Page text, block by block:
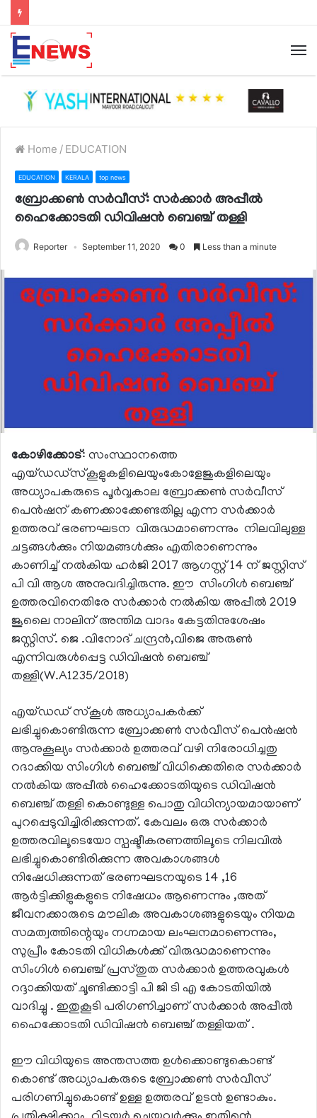
Home / EDUCATION
EDUCATION KERALA top news
ബ്രോക്കൺ സർവീസ്: സർക്കാർ അപ്പീൽ
ഹൈക്കോടതി ഡിവിഷൻ ബെഞ്ച് തള്ളി
Reporter September 11, 2020 0 Less than a minute
കോഴിക്കോട്: സംസ്ഥാനത്തെ
എയ്ഡഡ്സ്കൂളുകളിലെയുംകോളേജുകളിലെയും
അധ്യാപകരുടെ പൂർവ്വകാല ബ്രോക്കൺ സർവീസ്
പെൻഷന് കണക്കാക്കേണ്ടതില്ല എന്ന സർക്കാർ
ഉത്തരവ് ഭരണഘടന വിരുദ്ധമാണെന്നും നിലവിലുള്ള
ചട്ടങ്ങൾക്കും നിയമങ്ങൾക്കും എതിരാണെന്നും
കാണിച്ച് നൽകിയ ഹർജി 2017 ആഗസ്റ്റ് 14 ന് ജസ്റ്റിസ്
പി വി ആശ അനുവദിച്ചിരുന്നു. ഈ സിംഗിൾ ബെഞ്ച്
ഉത്തരവിനെതിരേ സർക്കാർ നൽകിയ അപ്പീൽ 2019
ജൂലൈ നാലിന് അന്തിമ വാദം കേട്ടതിനുശേഷം
ജസ്റ്റിസ്. ജെ .വിനോദ് ചന്ദ്രൻ,വിജെ അരുൺ
എന്നിവരുൾപ്പെട്ട ഡിവിഷൻ ബെഞ്ച്
തള്ളി(W.A1235/2018)
എയ്ഡഡ് സ്കൂൾ അധ്യാപകർക്ക്
ലഭിച്ചുകൊണ്ടിരുന്ന ബ്രോക്കൺ സർവീസ് പെൻഷൻ
ആനുകൂല്യം സർക്കാർ ഉത്തരവ് വഴി നിരോധിച്ചതു
റദാക്കിയ സിംഗിൾ ബെഞ്ച് വിധിക്കെതിരെ സർക്കാർ
നൽകിയ അപ്പീൽ ഹൈക്കോടതിയുടെ ഡിവിഷൻ
ബെഞ്ച് തള്ളി കൊണ്ടുള്ള പൊതു വിധിന്യായമായാണ്
പുറപ്പെടുവിച്ചിരിക്കുന്നത്. കേവലം ഒരു സർക്കാർ
ഉത്തരവിലൂടെയോ സ്പഷ്ടീകരണത്തിലൂടെ നിലവിൽ
ലഭിച്ചുകൊണ്ടിരിക്കുന്ന അവകാശങ്ങൾ
നിഷേധിക്കുന്നത് ഭരണഘടനയുടെ 14 ,16
ആർട്ടിക്കിളുകളുടെ നിഷേധം ആണെന്നും ,അത്
ജീവനക്കാരുടെ മൗലിക അവകാശങ്ങളുടെയും നിയമ
സമത്വത്തിന്റെയും നഗ്നമായ ലംഘനമാണെന്നും,
സുപ്രീം കോടതി വിധികൾക്ക് വിരുദ്ധമാണെന്നും
സിംഗിൾ ബെഞ്ച് പ്രസ്തുത സർക്കാർ ഉത്തരവുകൾ
റദ്ദാക്കിയത് ചൂണ്ടിക്കാട്ടി പി ജി ടി എ കോടതിയിൽ
വാദിച്ചു . ഇതുകൂടി പരിഗണിച്ചാണ് സർക്കാർ അപ്പീൽ
ഹൈക്കോടതി ഡിവിഷൻ ബെഞ്ച് തള്ളിയത് .
ഈ വിധിയുടെ അന്തസത്ത ഉൾക്കൊണ്ടുകൊണ്ട്
കൊണ്ട് അധ്യാപകരുടെ ബ്രോക്കൺ സർവീസ്
പരിഗണിച്ചുകൊണ്ട് ഉള്ള ഉത്തരവ് ഉടൻ ഉണ്ടാകും.